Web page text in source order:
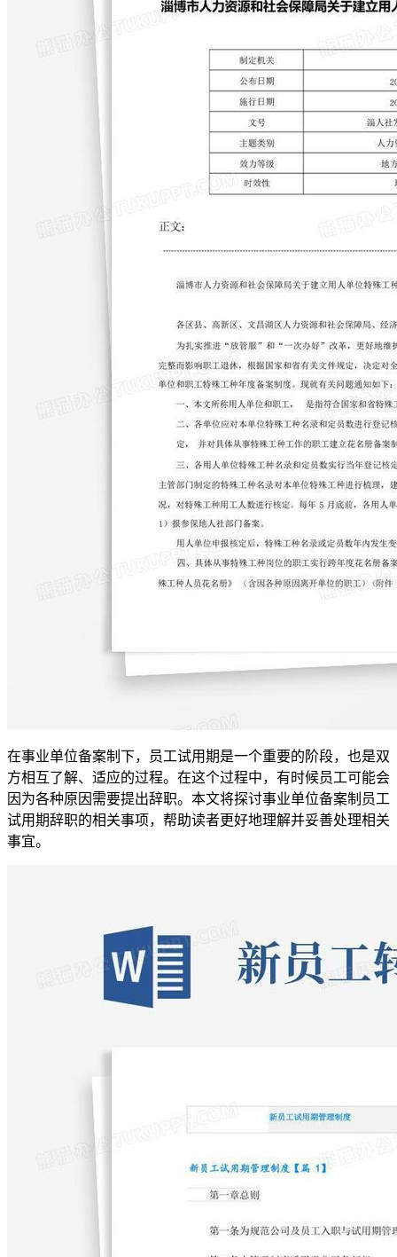
在事业单位备案制下，员工试用期是一个重要的阶段，也是双
方相互了解、适应的过程。在这个过程中，有时候员工可能会
因为各种原因需要提出辞职。本文将探讨事业单位备案制员工
试用期辞职的相关事项，帮助读者更好地理解并妥善处理相关
事宜。